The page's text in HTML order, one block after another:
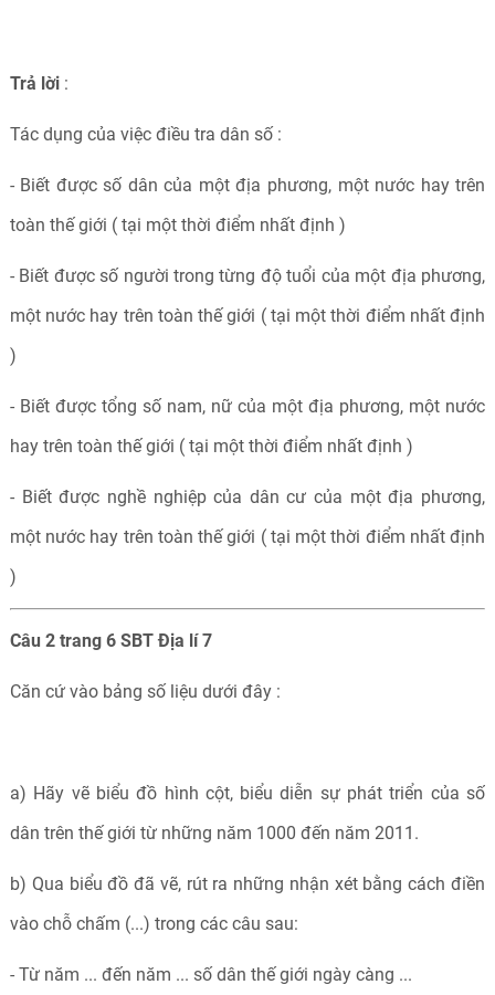
Trả lời:
Tác dụng của việc điều tra dân số :
- Biết được số dân của một địa phương, một nước hay trên
toàn thế giới ( tại một thời điểm nhất định )
- Biết được số người trong từng độ tuổi của một địa phương,
một nước hay trên toàn thế giới ( tại một thời điểm nhất định
)
- Biết được tổng số nam, nữ của một địa phương, một nước
hay trên toàn thế giới ( tại một thời điểm nhất định )
- Biết được nghề nghiệp của dân cư của một địa phương,
một nước hay trên toàn thế giới ( tại một thời điểm nhất định
)
Câu 2 trang 6 SBT Địa lí 7
Căn cứ vào bảng số liệu dưới đây :
a) Hãy vẽ biểu đồ hình cột, biểu diễn sự phát triển của số
dân trên thế giới từ những năm 1000 đến năm 2011.
b) Qua biểu đồ đã vẽ, rút ra những nhận xét bằng cách điền
vào chỗ chấm (...) trong các câu sau:
- Từ năm ... đến năm ... số dân thế giới ngày càng ...